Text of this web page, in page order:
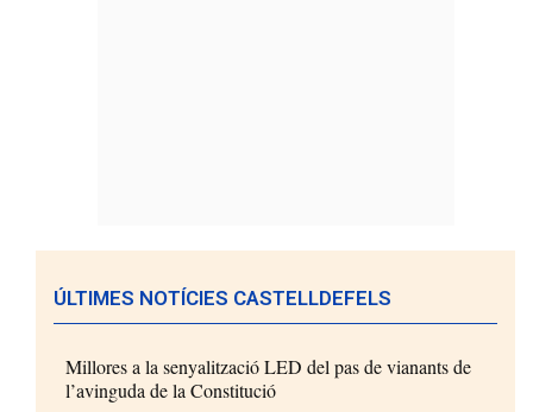
ÚLTIMES NOTÍCIES CASTELLDEFELS
Millores a la senyalització LED del pas de vianants de
l’avinguda de la Constitució